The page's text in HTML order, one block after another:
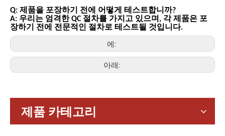
Q: 제품을 포장하기 전에 어떻게 테스트합니까?
A: 우리는 엄격한 QC 절차를 가지고 있으며, 각 제품은 포
장하기 전에 전문적인 절차로 테스트될 것입니다.
에:
아래:
제품 카테고리